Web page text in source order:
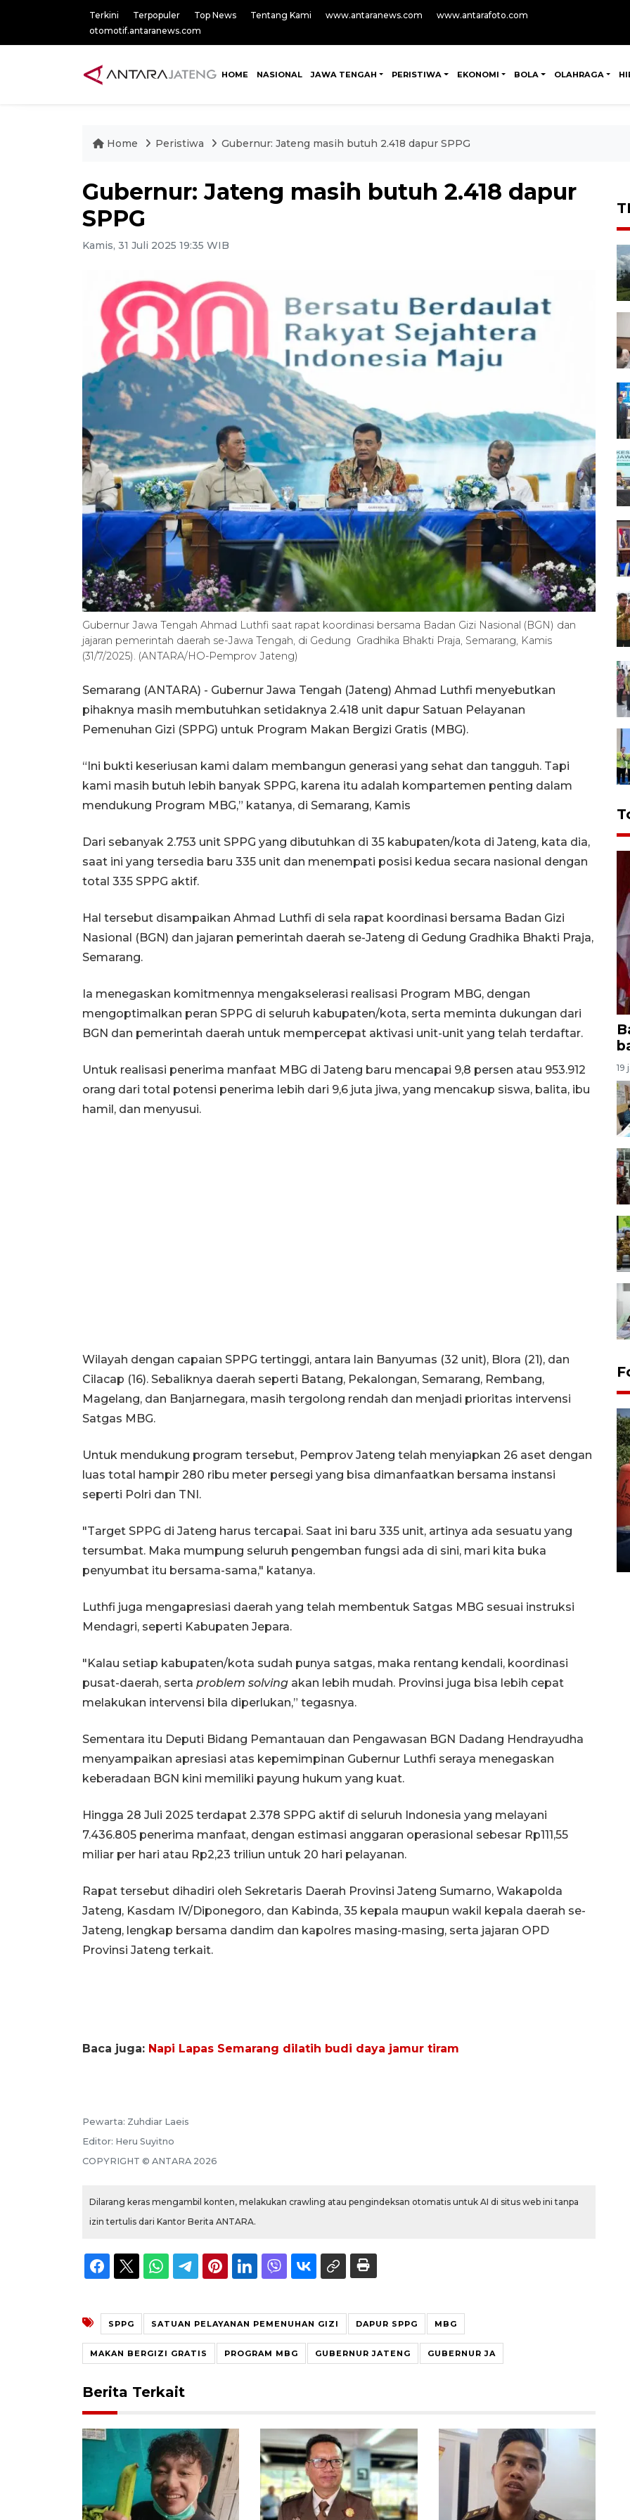
Terkini Terpopuler Top News Tentang Kami www.antaranews.com
www.antarafoto.com
otomotif.antaranews.com
HOME NASIONAL JAWA TENGAH PERISTIWA EKONOMI BOLA OLAHRAGA
Home Peristiwa Gubernur: Jateng masih butuh 2.418 dapur SPPG
Gubernur: Jateng masih butuh 2.418 dapur
SPPG
Kamis, 31 Juli 2025 19:35 WIB
Gubernur Jawa Tengah Ahmad Luthfi saat rapat koordinasi bersama Badan Gizi Nasional (BGN) dan
jajaran pemerintah daerah se-Jawa Tengah, di Gedung Gradhika Bhakti Praja, Semarang, Kamis
(31/7/2025). (ANTARA/HO-Pemprov Jateng)
Semarang (ANTARA) - Gubernur Jawa Tengah (Jateng) Ahmad Luthfi menyebutkan
pihaknya masih membutuhkan setidaknya 2.418 unit dapur Satuan Pelayanan
Pemenuhan Gizi (SPPG) untuk Program Makan Bergizi Gratis (MBG).
“Ini bukti keseriusan kami dalam membangun generasi yang sehat dan tangguh. Tapi
kami masih butuh lebih banyak SPPG, karena itu adalah kompartemen penting dalam
mendukung Program MBG,” katanya, di Semarang, Kamis
Dari sebanyak 2.753 unit SPPG yang dibutuhkan di 35 kabupaten/kota di Jateng, kata dia,
saat ini yang tersedia baru 335 unit dan menempati posisi kedua secara nasional dengan
total 335 SPPG aktif.
Hal tersebut disampaikan Ahmad Luthfi di sela rapat koordinasi bersama Badan Gizi
Nasional (BGN) dan jajaran pemerintah daerah se-Jateng di Gedung Gradhika Bhakti Praja,
Semarang.
Ia menegaskan komitmennya mengakselerasi realisasi Program MBG, dengan
mengoptimalkan peran SPPG di seluruh kabupaten/kota, serta meminta dukungan dari
BGN dan pemerintah daerah untuk mempercepat aktivasi unit-unit yang telah terdaftar.
Untuk realisasi penerima manfaat MBG di Jateng baru mencapai 9,8 persen atau 953.912
orang dari total potensi penerima lebih dari 9,6 juta jiwa, yang mencakup siswa, balita, ibu
hamil, dan menyusui.
Wilayah dengan capaian SPPG tertinggi, antara lain Banyumas (32 unit), Blora (21), dan
Cilacap (16). Sebaliknya daerah seperti Batang, Pekalongan, Semarang, Rembang,
Magelang, dan Banjarnegara, masih tergolong rendah dan menjadi prioritas intervensi
Satgas MBG.
Untuk mendukung program tersebut, Pemprov Jateng telah menyiapkan 26 aset dengan
luas total hampir 280 ribu meter persegi yang bisa dimanfaatkan bersama instansi
seperti Polri dan TNI.
"Target SPPG di Jateng harus tercapai. Saat ini baru 335 unit, artinya ada sesuatu yang
tersumbat. Maka mumpung seluruh pengemban fungsi ada di sini, mari kita buka
penyumbat itu bersama-sama," katanya.
Luthfi juga mengapresiasi daerah yang telah membentuk Satgas MBG sesuai instruksi
Mendagri, seperti Kabupaten Jepara.
"Kalau setiap kabupaten/kota sudah punya satgas, maka rentang kendali, koordinasi
pusat-daerah, serta problem solving akan lebih mudah. Provinsi juga bisa lebih cepat
melakukan intervensi bila diperlukan,” tegasnya.
Sementara itu Deputi Bidang Pemantauan dan Pengawasan BGN Dadang Hendrayudha
menyampaikan apresiasi atas kepemimpinan Gubernur Luthfi seraya menegaskan
keberadaan BGN kini memiliki payung hukum yang kuat.
Hingga 28 Juli 2025 terdapat 2.378 SPPG aktif di seluruh Indonesia yang melayani
7.436.805 penerima manfaat, dengan estimasi anggaran operasional sebesar Rp111,55
miliar per hari atau Rp2,23 triliun untuk 20 hari pelayanan.
Rapat tersebut dihadiri oleh Sekretaris Daerah Provinsi Jateng Sumarno, Wakapolda
Jateng, Kasdam IV/Diponegoro, dan Kabinda, 35 kepala maupun wakil kepala daerah se-
Jateng, lengkap bersama dandim dan kapolres masing-masing, serta jajaran OPD
Provinsi Jateng terkait.
Baca juga: Napi Lapas Semarang dilatih budi daya jamur tiram
Pewarta: Zuhdiar Laeis
Editor: Heru Suyitno
COPYRIGHT © ANTARA 2026
Dilarang keras mengambil konten, melakukan crawling atau pengindeksan otomatis untuk AI di situs web ini tanpa
izin tertulis dari Kantor Berita ANTARA.
SPPG SATUAN PELAYANAN PEMENUHAN GIZI DAPUR SPPG MBG
MAKAN BERGIZI GRATIS PROGRAM MBG GUBERNUR JATENG GUBERNUR JA
Berita Terkait
19
menyusut
27 July 2026 20:07 WIB